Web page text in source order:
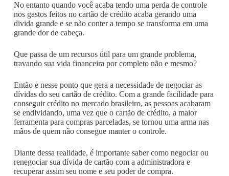
No entanto quando você acaba tendo uma perda de controle
nos gastos feitos no cartão de crédito acaba gerando uma
divida grande e se não conter a tempo se transforma em uma
grande dor de cabeça.
Que passa de um recursos útil para um grande problema,
travando sua vida financeira por completo não e mesmo?
Então e nesse ponto que gera a necessidade de negociar as
dívidas do seu cartão de crédito. Com a grande facilidade para
conseguir crédito no mercado brasileiro, as pessoas acabaram
se endividando, uma vez que o cartão de crédito, a maior
ferramenta para compras parceladas, se tornou uma arma nas
mãos de quem não consegue manter o controle.
Diante dessa realidade, é importante saber como negociar ou
renegociar sua dívida de cartão com a administradora e
recuperar assim seu nome e seu poder de compra.